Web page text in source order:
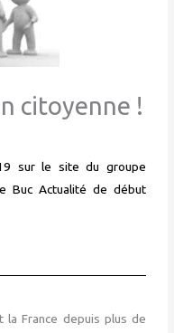
citoyenne !
sur le site du groupe
Buc Actualité de début
la France depuis plus de